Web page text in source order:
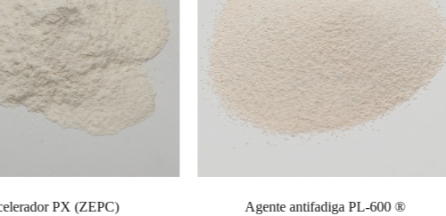
PX (ZEPC) Agente antifadiga PL-600 ®